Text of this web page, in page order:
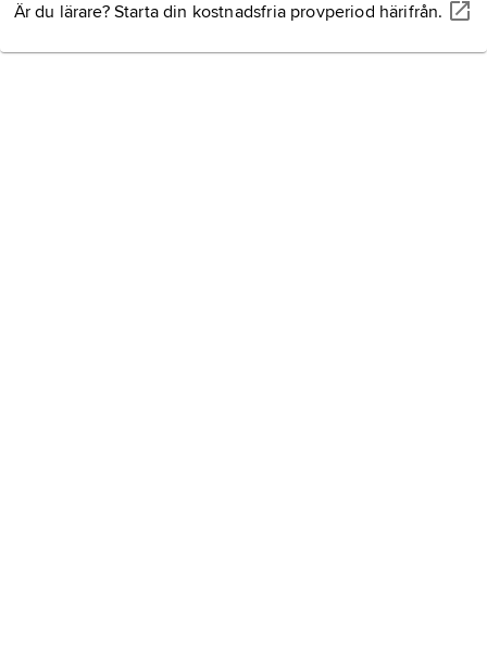
Är du lärare? Starta din kostnadsfria provperiod härifrån.